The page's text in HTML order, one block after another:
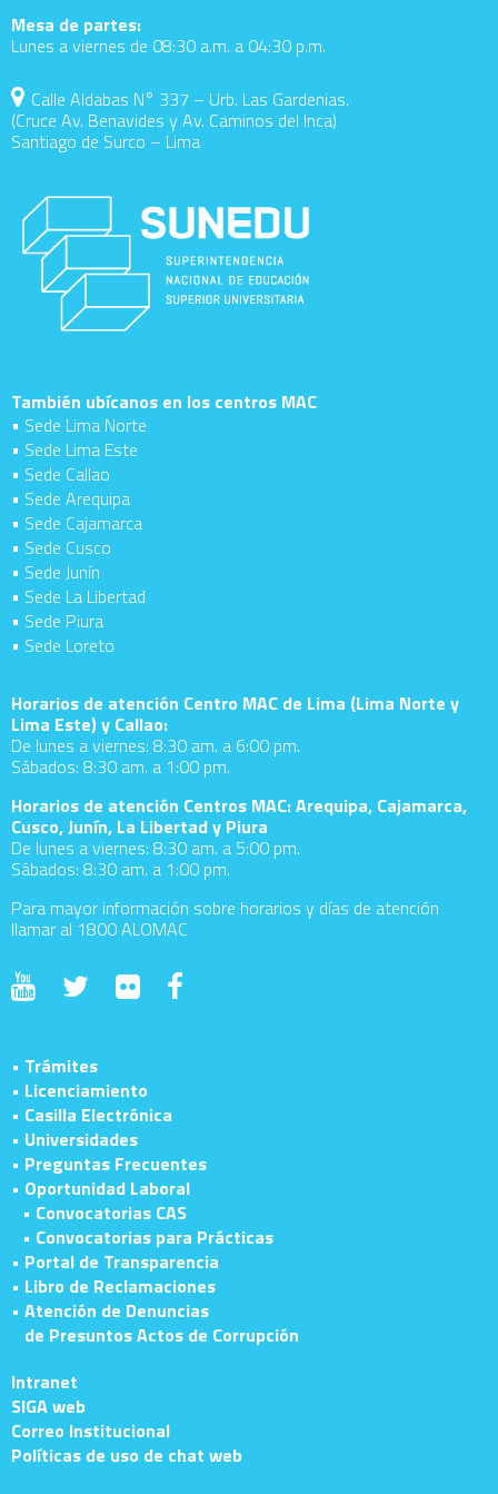
Mesa de partes:
Lunes a viernes de 08:30 a.m. a 04:30 p.m.
Calle Aldabas N° 337 – Urb. Las Gardenias.
(Cruce Av. Benavides y Av. Caminos del Inca)
Santiago de Surco – Lima
También ubícanos en los centros MAC
• Sede Lima Norte
• Sede Lima Este
• Sede Callao
• Sede Arequipa
• Sede Cajamarca
• Sede Cusco
• Sede Junín
• Sede La Libertad
• Sede Piura
• Sede Loreto
Horarios de atención Centro MAC de Lima (Lima Norte y
Lima Este) y Callao:
De lunes a viernes: 8:30 am. a 6:00 pm.
Sábados: 8:30 am. a 1:00 pm.
Horarios de atención Centros MAC: Arequipa, Cajamarca,
Cusco, Junín, La Libertad y Piura
De lunes a viernes: 8:30 am. a 5:00 pm.
Sábados: 8:30 am. a 1:00 pm.
Para mayor información sobre horarios y días de atención
llamar al 1800 ALOMAC
• Trámites
• Licenciamiento
• Casilla Electrónica
• Universidades
• Preguntas Frecuentes
• Oportunidad Laboral
• Convocatorias CAS
• Convocatorias para Prácticas
• Portal de Transparencia
• Libro de Reclamaciones
• Atención de Denuncias
de Presuntos Actos de Corrupción
Intranet
SIGA web
Correo Institucional
Políticas de uso de chat web